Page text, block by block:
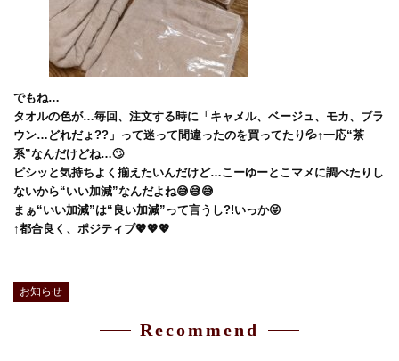
でもね…
タオルの色が…毎回、注文する時に「キャメル、ベージュ、モカ、ブラ
ウン…どれだょ??」って迷って間違ったのを買ってたり💦↑一応“茶
系”なんだけどね…🙄
ピシッと気持ちよく揃えたいんだけど…こーゆーとこマメに調べたりし
ないから“いい加減”なんだよね😅😅😅
まぁ“いい加減”は“良い加減”って言うし?!いっか😝
↑都合良く、ポジティブ💖💖💖
お知らせ
Recommend